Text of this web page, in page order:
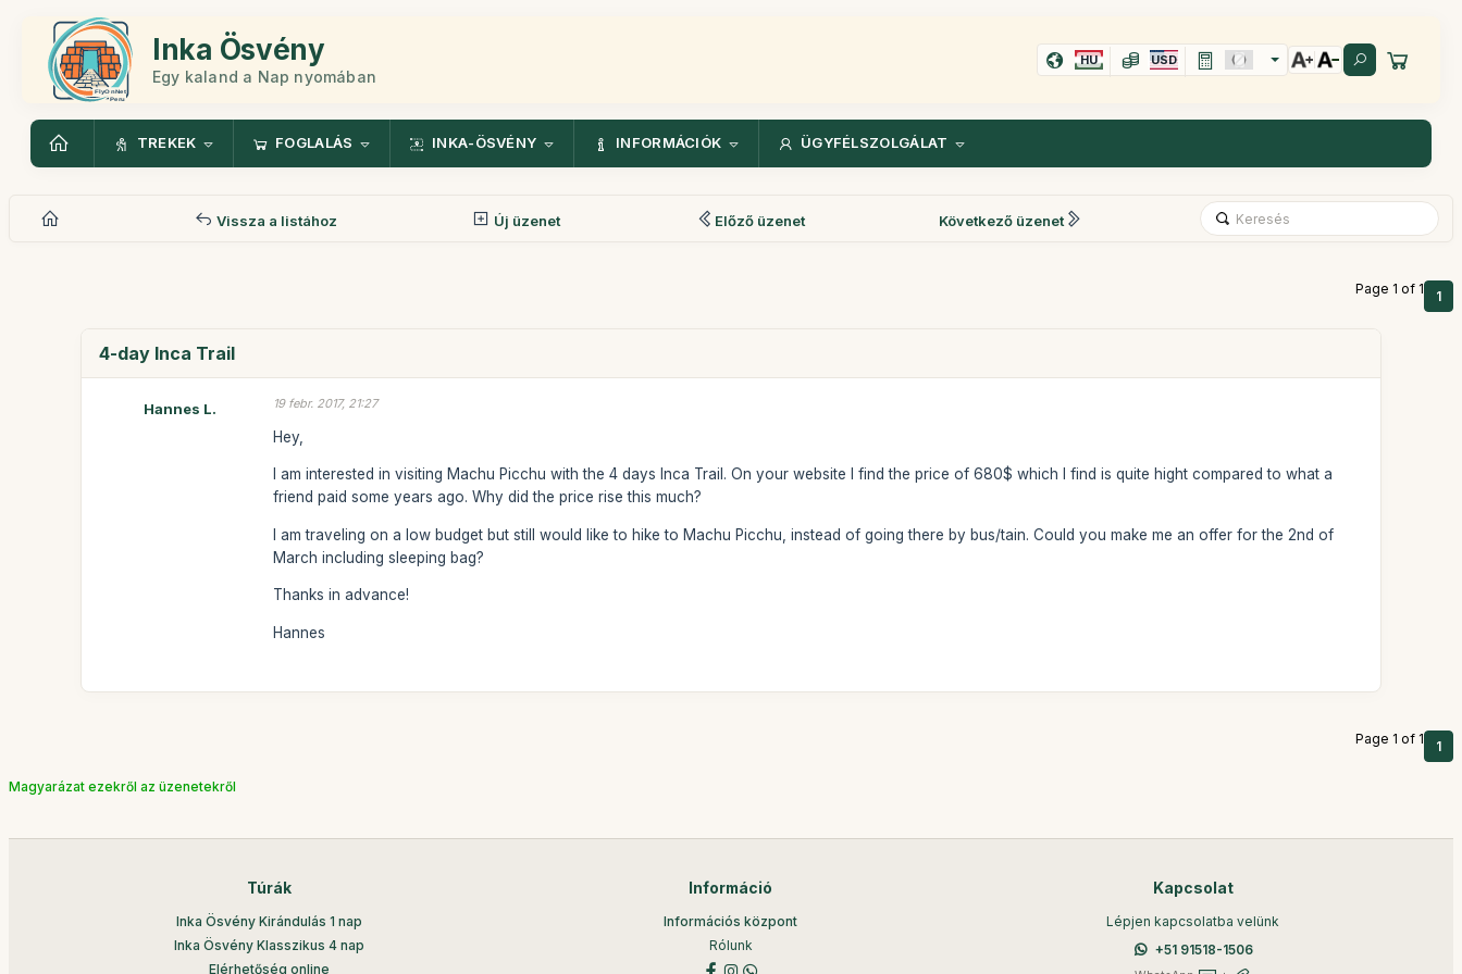
Inka Ösvény
Egy kaland a Nap nyomában
HU USD
TREKEK FOGLALÁS INKA-ÖSVÉNY INFORMÁCIÓK ÜGYFÉLSZOLGÁLAT
Vissza a listához Új üzenet Előző üzenet Következő üzenet
Page 1 of 1 1
4-day Inca Trail
Hannes L. 19 febr. 2017, 21:27
Hey,
I am interested in visiting Machu Picchu with the 4 days Inca Trail. On your website I find the price of 680$ which I find is quite hight compared to what a
friend paid some years ago. Why did the price rise this much?
I am traveling on a low budget but still would like to hike to Machu Picchu, instead of going there by bus/tain. Could you make me an offer for the 2nd of
March including sleeping bag?
Thanks in advance!
Hannes
Page 1 of 1 1
Magyarázat ezekről az üzenetekről
Túrák
Inka Ösvény Kirándulás 1 nap
Inka Ösvény Klasszikus 4 nap
Elérhetőség online
Információ
Információs központ
Rólunk
Kapcsolat
Lépjen kapcsolatba velünk
+51 91518-1506